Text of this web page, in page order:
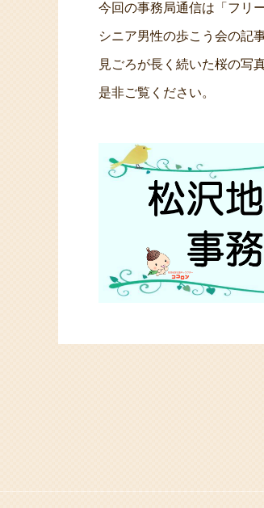
今回の事務局通信は「フリ
シニア男性の歩こう会の記
見ごろが長く続いた桜の写
是非ご覧ください。